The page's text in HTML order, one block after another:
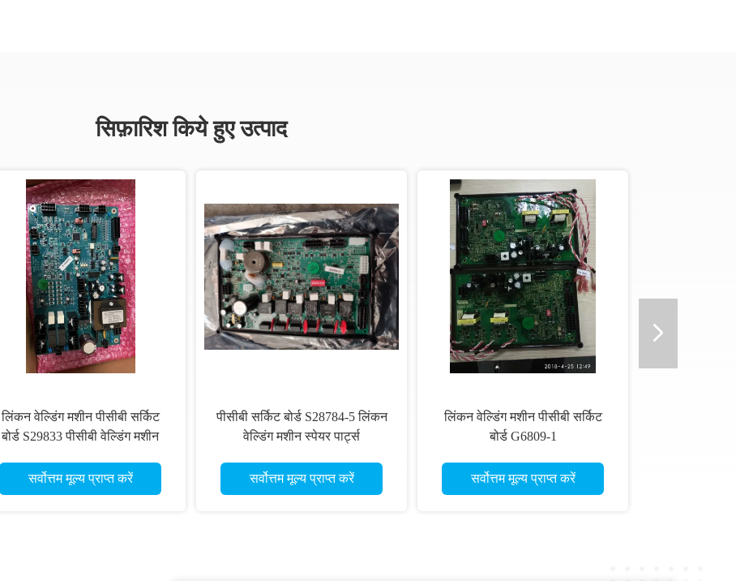
सिफ़ारिश किये हुए उत्पाद
लिंकन वेल्डिंग मशीन पीसीबी सर्किट
बोर्ड S29833 पीसीबी वेल्डिंग मशीन
सर्वोत्तम मूल्य प्राप्त करें
पीसीबी सर्किट बोर्ड S28784-5 लिंकन
वेल्डिंग मशीन स्पेयर पार्ट्स
सर्वोत्तम मूल्य प्राप्त करें
लिंकन वेल्डिंग मशीन पीसीबी सर्किट
बोर्ड G6809-1
सर्वोत्तम मूल्य प्राप्त करें